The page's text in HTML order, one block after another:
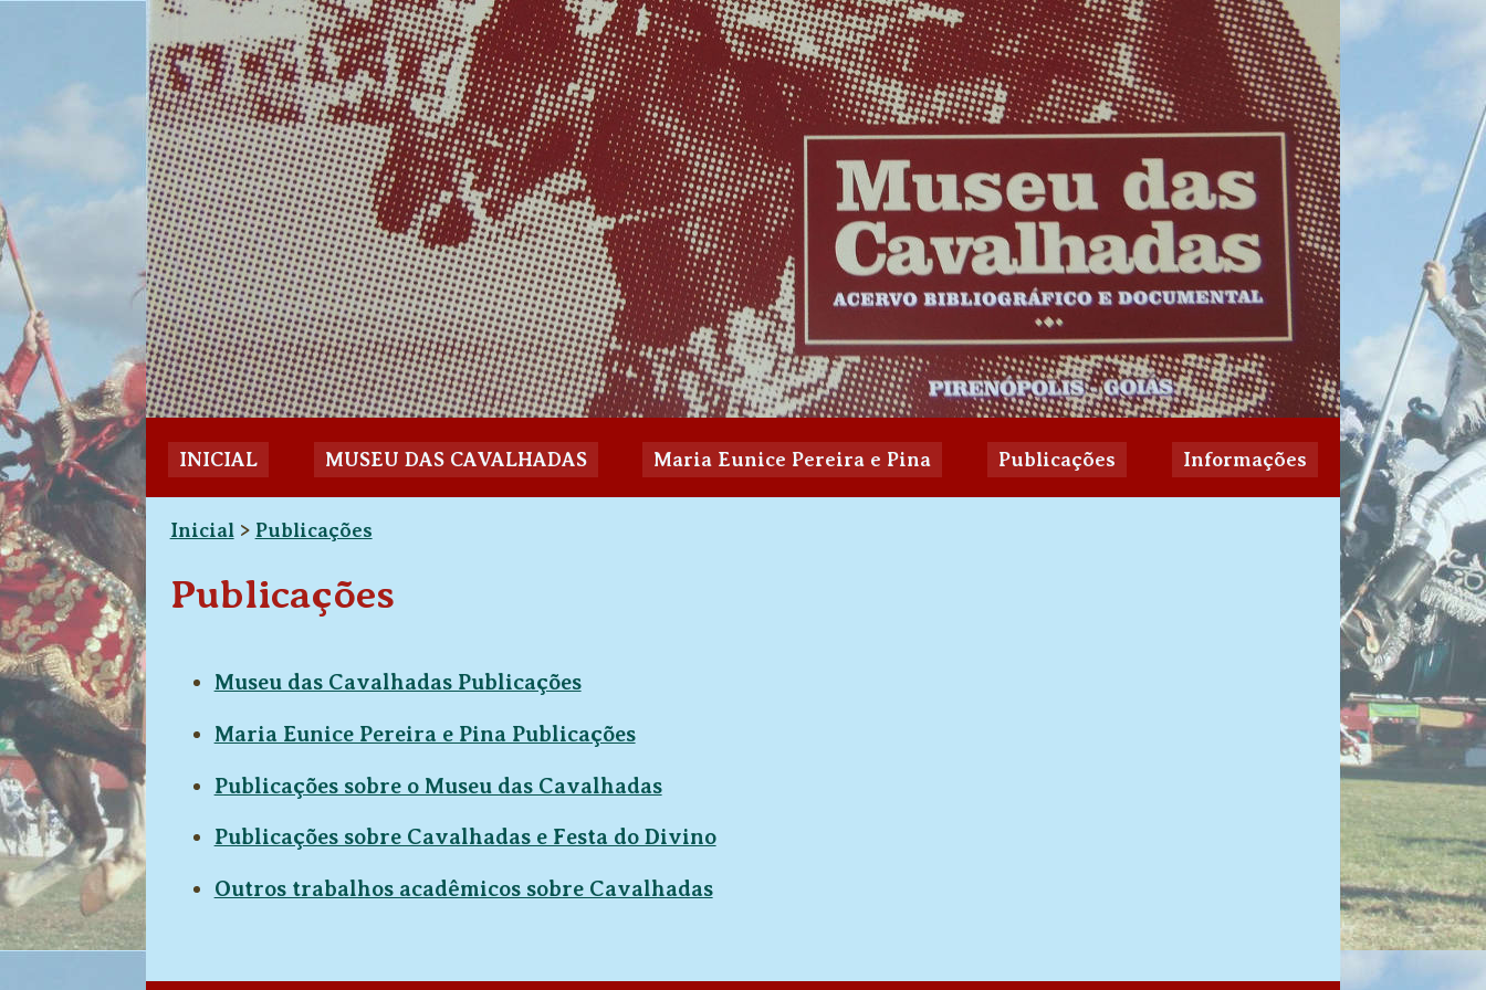
INICIAL MUSEU DAS CAVALHADAS Maria Eunice Pereira e Pina Publicações Informações
Inicial> Publicações
Publicações
Museu das Cavalhadas Publicações
Maria Eunice Pereira e Pina Publicações
Publicações sobre o Museu das Cavalhadas
Publicações sobre Cavalhadas e Festa do Divino
Outros trabalhos acadêmicos sobre Cavalhadas